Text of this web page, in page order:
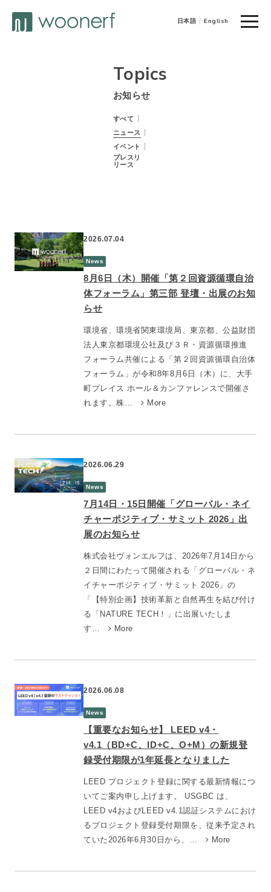
日本語 English
toggle
Topics
お知らせ
すべて
ニュース
イベント
プレスリ
リース
2026.07.04
News
8月6日（木）開催「第２回資源循環自治
体フォーラム」第三部 登壇・出展のお知
らせ
環境省、環境省関東環境局、東京都、公益財団
法人東京都環境公社及び３Ｒ・資源循環推進
フォーラム共催による「第２回資源循環自治体
フォーラム」が令和8年8月6日（木）に、大手
町プレイス ホール＆カンファレンスで開催さ
れます。株…
More
2026.06.29
News
7月14日・15日開催「グローバル・ネイ
チャーポジティブ・サミット 2026」出
展のお知らせ
株式会社ヴォンエルフは、2026年7月14日から
２日間にわたって開催される「グローバル・ネ
イチャーポジティブ・サミット 2026」の
「【特別企画】技術革新と自然再生を結び付け
る「NATURE TECH！」に出展いたしま
す…
More
2026.06.08
News
【重要なお知らせ】 LEED v4・
v4.1（BD+C、ID+C、O+M）の新規登
録受付期限が1年延長となりました
LEED プロジェクト登録に関する最新情報につ
いてご案内申し上げます。 USGBC は、
LEED v4およびLEED v4.1認証システムにおけ
るプロジェクト登録受付期限を、従来予定され
ていた2026年6月30日から、…
More